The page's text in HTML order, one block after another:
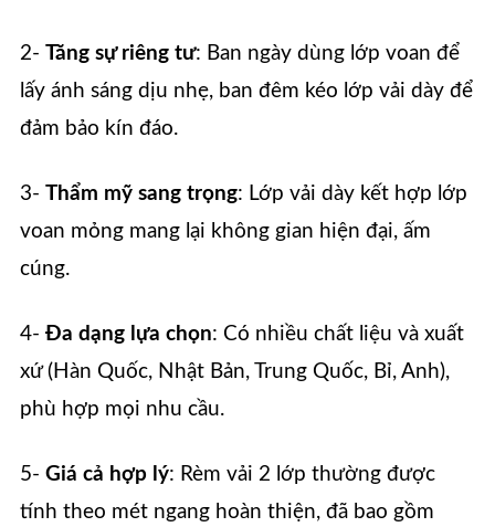
2- Tăng sự riêng tư: Ban ngày dùng lớp voan để
lấy ánh sáng dịu nhẹ, ban đêm kéo lớp vải dày để
đảm bảo kín đáo.
3- Thẩm mỹ sang trọng: Lớp vải dày kết hợp lớp
voan mỏng mang lại không gian hiện đại, ấm
cúng.
4- Đa dạng lựa chọn: Có nhiều chất liệu và xuất
xứ (Hàn Quốc, Nhật Bản, Trung Quốc, Bỉ, Anh),
phù hợp mọi nhu cầu.
5- Giá cả hợp lý: Rèm vải 2 lớp thường được
tính theo mét ngang hoàn thiện, đã bao gồm